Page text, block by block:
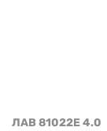
ЛАВ 81022E 4.0